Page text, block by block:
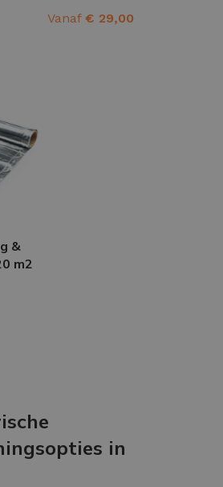
Vanaf € 29,00
&
m2
in